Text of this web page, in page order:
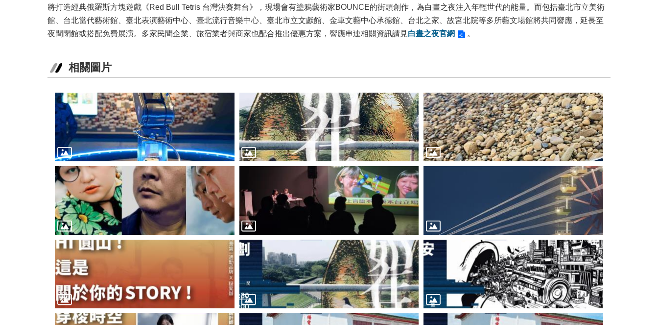
將打造經典俄羅斯方塊遊戲《Red Bull Tetris 台灣決賽舞台》，現場會有塗鴉藝術家BOUNCE的街頭創作，為白晝之夜注入年輕世代的能量。而包括臺北市立美術
館、台北當代藝術館、臺北表演藝術中心、臺北流行音樂中心、臺北市立文獻館、金車文藝中心承德館、台北之家、故宮北院等多所藝文場館將共同響應，延長至
夜間閉館或搭配免費展演。多家民間企業、旅宿業者與商家也配合推出優惠方案，響應串連相關資訊請見白晝之夜官網 。
相關圖片